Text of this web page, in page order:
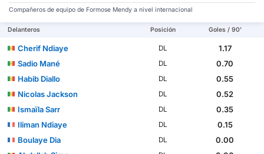
Compañeros de equipo de Formose Mendy a nivel internacional
Delanteros Posición Goles / 90'
Cherif Ndiaye DL
1.17
Sadio Mané
DL
0.70
Habib Diallo
DL
0.55
Nicolas Jackson
DL
0.52
Ismaïla Sarr
DL
0.35
Iliman Ndiaye
DL
0.15
Boulaye Dia
DL
0.00